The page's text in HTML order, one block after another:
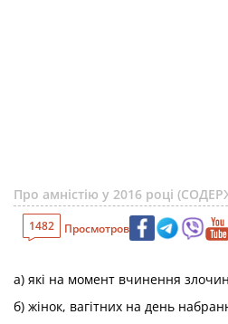
Про амністію у 2016 році
1482 Просмотров
а) які на момент вчинення
б) жінок, вагітних на день